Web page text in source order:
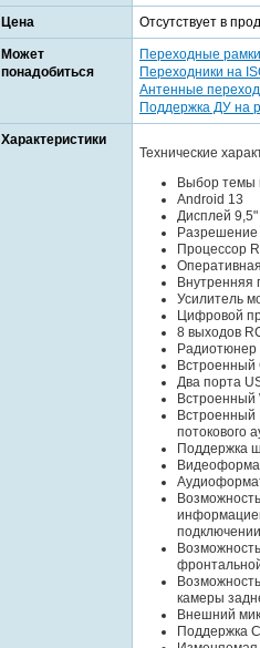
Цена Отсутствует в
Может
понадобиться
Переходные рамки
Переходники на
Антенные
Поддержка ДУ на
Характеристики
Технические
Выбор темы
Android 13
Дисплей
Процессор
Внутренняя
Усилитель
Цифровой
8 выходов
Радиотюнер
Встроенный
Два порта
Встроенный
Встроенный
потокового
Поддержка
камеры
Внешний
Поддержка